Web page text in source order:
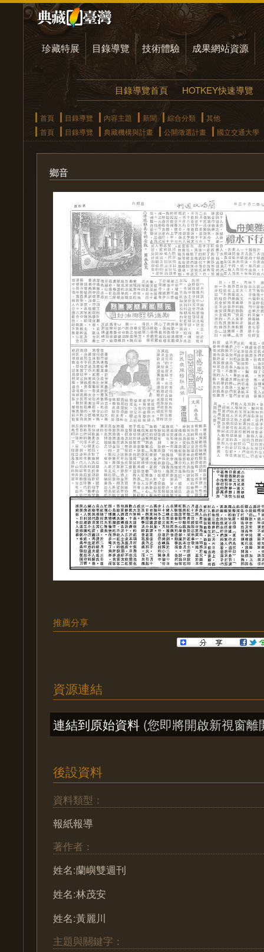
珍藏特展 目錄導覽 技術體驗 成果網站資源
目錄導覽首頁 HOTKEY快速導覽
首頁 目錄導覽 內容主題 新聞 綜合分類
其他
首頁
目錄導覽 典藏機構與計畫 公開徵選計畫 國立交通大學
鄉音
推薦分享
資源連結
連結到原始資料 (您即將開啟新視窗離
後設資料
資料類型：
報紙報導
著作者：
姓名:蘭嶼雙週刊
姓名:林茂安
姓名:黃麗川
主題與關鍵字：